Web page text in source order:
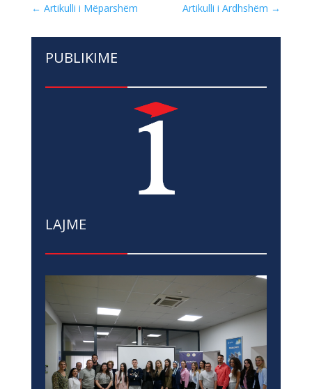
← Artikulli i Mëparshëm Artikulli i Ardhshëm →
PUBLIKIME
LAJME